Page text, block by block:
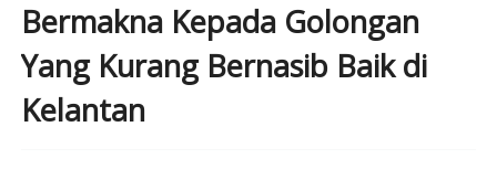
Bermakna Kepada Golongan
Yang Kurang Bernasib Baik di
Kelantan